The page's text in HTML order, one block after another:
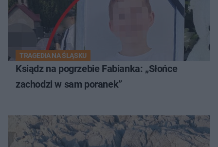
TRAGEDIA NA ŚLĄSKU
Ksiądz na pogrzebie Fabianka: „Słońce
zachodzi w sam poranek”